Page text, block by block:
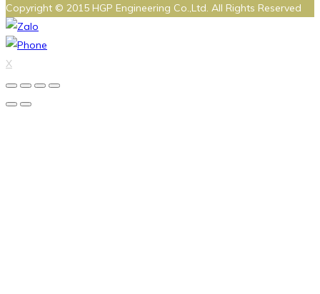
Copyright © 2015 HGP Engineering Co.,Ltd. All Rights Reserved
X